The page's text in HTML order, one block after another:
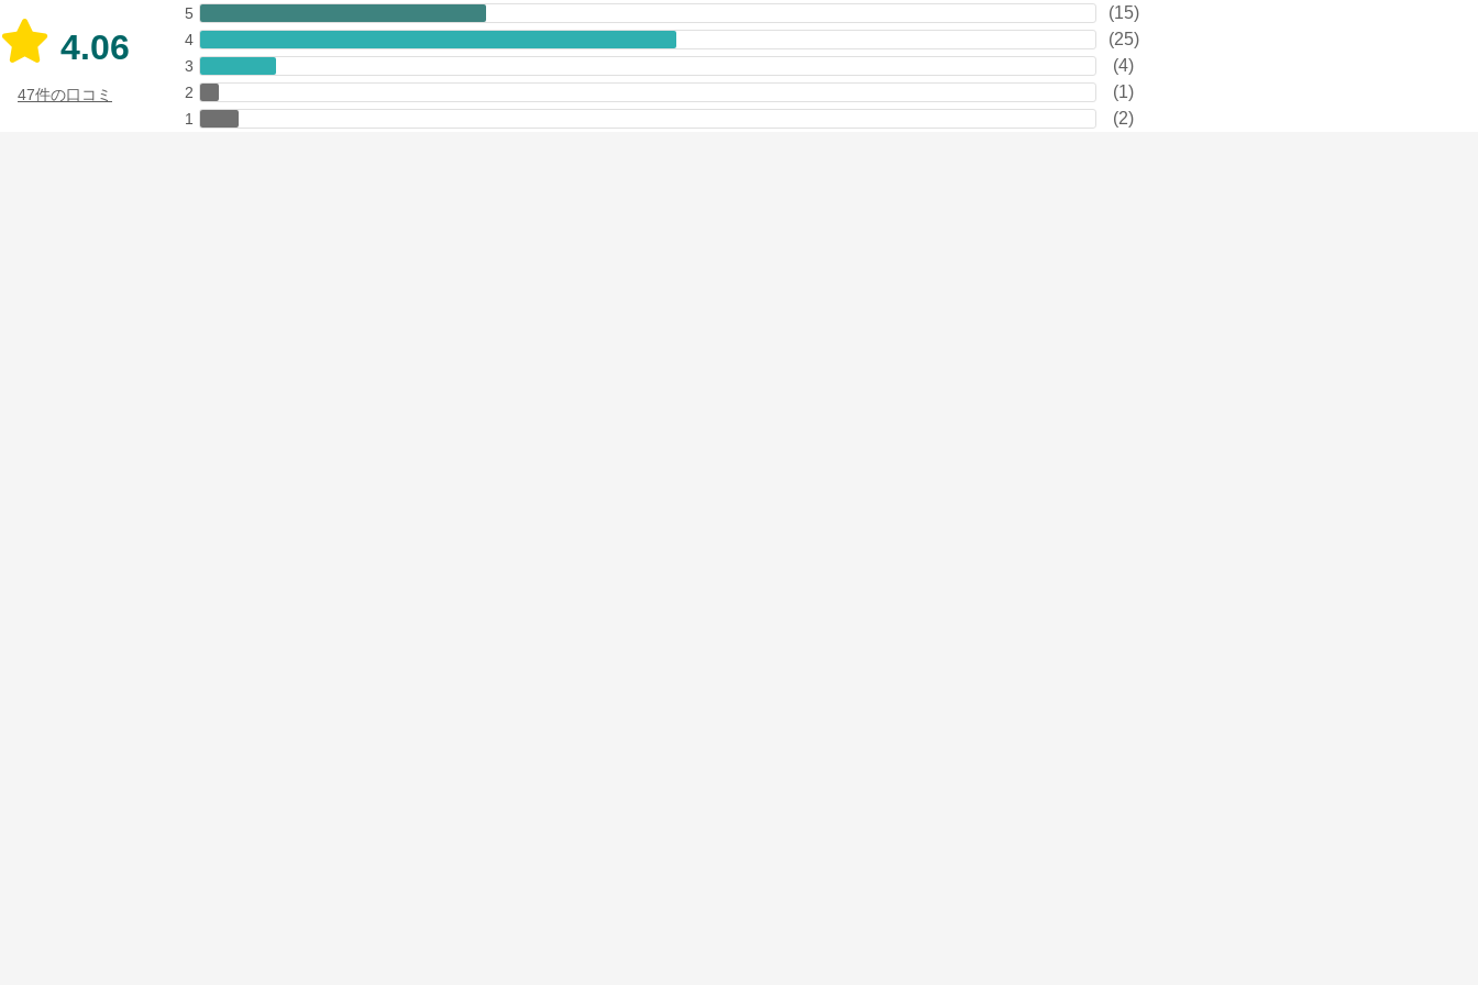
4.06
47件の口コミ
5 (15)
4 (25)
3 (4)
2 (1)
1 (2)